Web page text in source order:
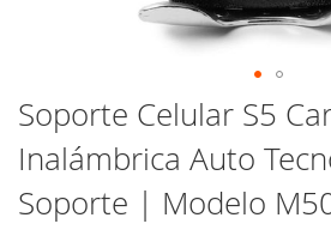
Saltar
al
comienzo
de
la
galería
Soporte Celular S5
Inalámbrica Auto
Soporte | Modelo